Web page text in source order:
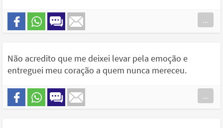
...
Não acredito que me deixei levar pela emoção e
entreguei meu coração a quem nunca mereceu.
...